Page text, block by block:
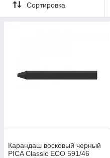
Сортировка
Карандаш восковый черный
PICA Classic ECO 591/46